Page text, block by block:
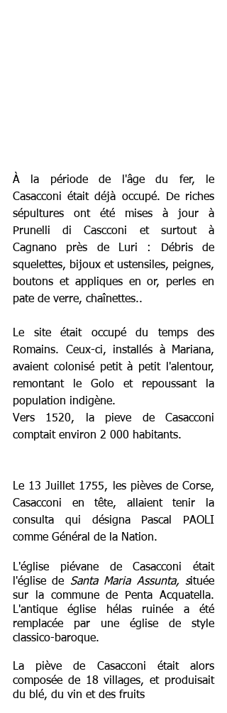
À la période de l'âge du fer, le
Casacconi était déjà occupé. De riches
sépultures ont été mises à jour à
Prunelli di Cascconi et surtout à
Cagnano près de Luri : Débris de
squelettes, bijoux et ustensiles, peignes,
boutons et appliques en or, perles en
pate de verre, chaînettes..
Le site était occupé du temps des
Romains. Ceux-ci, installés à
Mariana,
avaient colonisé petit à petit l'alentour,
remontant le Golo et repoussant la
population indigène.
Vers 1520, la pieve de Casacconi
comptait environ 2 000 habitants.
Le 13 Juillet 1755, les pièves de Corse,
Casacconi en tête, allaient tenir la
consulta qui désigna Pascal PAOLI
comme Général de la Nation.
L'église piévane de Casacconi était
l'église de Santa Maria Assunta, située
sur la commune de Penta Acquatella.
L'antique église hélas ruinée a été
remplacée par une église de style
classico-baroque.
La piève de Casacconi était alors
composée de 18 villages, et produisait
du blé, du vin et des fruits